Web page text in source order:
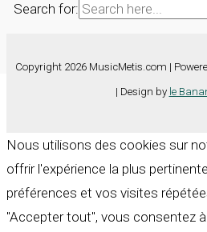
Search for:
Copyright 2026 MusicMetis.com |
| Design by le
Nous utilisons des cookies sur
offrir l'expérience la plus
préférences et vos visites
"Accepter tout", vous consentez